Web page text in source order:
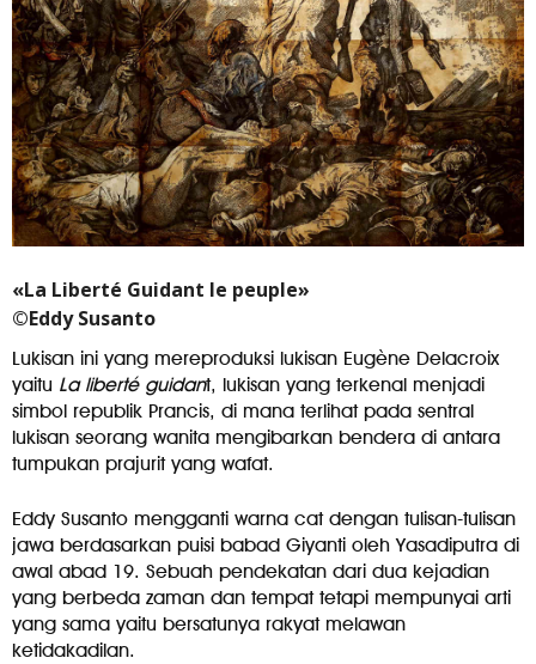
«La Liberté Guidant le peuple»
©Eddy Susanto
Lukisan ini yang mereproduksi lukisan Eugène Delacroix
yaitu La liberté guidant, lukisan yang terkenal menjadi
simbol republik Prancis, di mana terlihat pada sentral
lukisan seorang wanita mengibarkan bendera di antara
tumpukan prajurit yang wafat.
Eddy Susanto mengganti warna cat dengan tulisan-tulisan
jawa berdasarkan puisi babad Giyanti oleh Yasadiputra di
awal abad 19. Sebuah pendekatan dari dua kejadian
yang berbeda zaman dan tempat tetapi mempunyai arti
yang sama yaitu bersatunya rakyat melawan
ketidakadilan.